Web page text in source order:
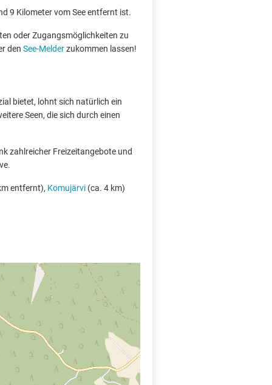
9 Kilometer vom See entfernt ist.
oder Zugangsmöglichkeiten zu
den See-Melderzukommen lassen!
bietet, lohnt sich natürlich ein
Seen, die sich durch einen
zahlreicher Freizeitangebote und
entfernt), Komujärvi (ca. 4 km)